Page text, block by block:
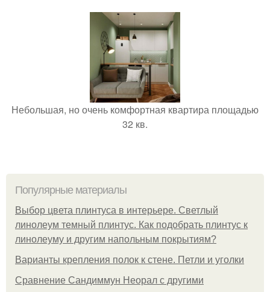
Небольшая, но очень комфортная квартира площадью
32 кв.
Популярные материалы
Выбор цвета плинтуса в интерьере. Светлый
линолеум темный плинтус. Как подобрать плинтус к
линолеуму и другим напольным покрытиям?
Варианты крепления полок к стене. Петли и уголки
Сравнение Сандиммун Неорал с другими